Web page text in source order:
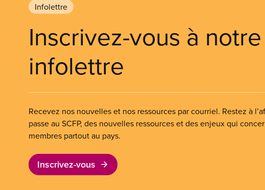
Infolettre
Inscrivez-vous à notre
infolettre
Recevez nos nouvelles et nos ressources par courriel. Restez à
passe au SCFP, des nouvelles ressources et des enjeux qui
membres partout au pays.
Inscrivez-vous